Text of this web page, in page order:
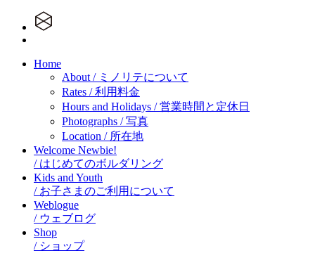
Home
About / ミノリテについて
Rates / 利用料金
Hours and Holidays / 営業時間と定休日
Photographs / 写真
Location / 所在地
Welcome Newbie!
/ はじめてのボルダリング
Kids and Youth
/ お子さまのご利用について
Weblogue
/ ウェブログ
Shop
/ ショップ